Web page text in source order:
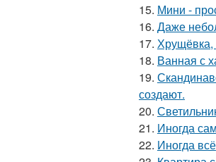
15. Мини -
16. Даже
17. Хрущёвка,
18. Ванная с
19.
создают.
20.
21. Иногда
22. Иногда